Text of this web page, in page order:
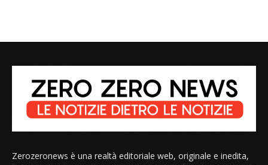
Zerozeronews è una realtà editoriale web, originale e inedita,